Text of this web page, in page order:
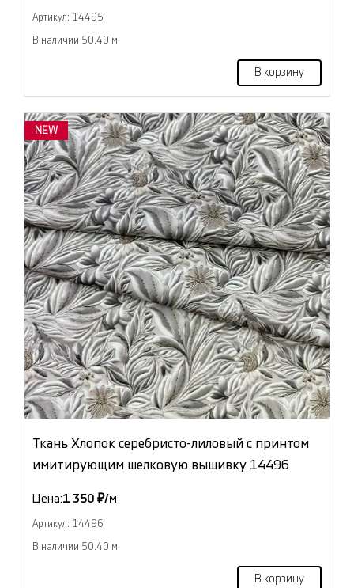
Артикул: 14495
В наличии 50.40 м
В корзину
NEW
Ткань Хлопок серебристо-лиловый с принтом
имитирующим шелковую вышивку 14496
Цена:1 350 ₽/м
Артикул: 14496
В наличии 50.40 м
В корзину